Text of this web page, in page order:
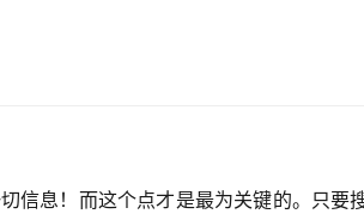
信息！而这个点才是最为关键的。只要